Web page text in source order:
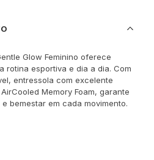
Glow Feminino oferece
rotina esportiva e dia a dia. Com
entressola com excelente
Memory Foam, garante
bemestar em cada movimento.